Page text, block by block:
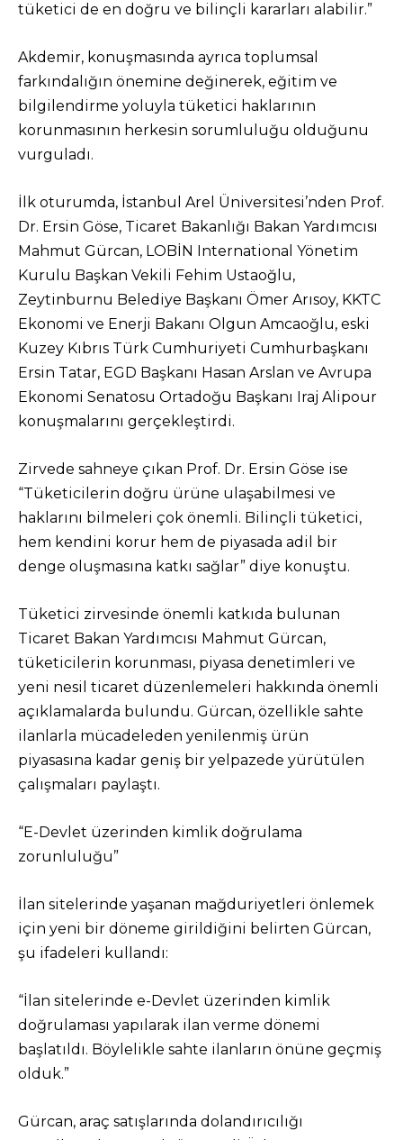
tüketici de en doğru ve bilinçli kararları alabilir.”
Akdemir, konuşmasında ayrıca toplumsal
farkındalığın önemine değinerek, eğitim ve
bilgilendirme yoluyla tüketici haklarının
korunmasının herkesin sorumluluğu olduğunu
vurguladı.
İlk oturumda, İstanbul Arel Üniversitesi’nden Prof.
Dr. Ersin Göse, Ticaret Bakanlığı Bakan Yardımcısı
Mahmut Gürcan, LOBİN International Yönetim
Kurulu Başkan Vekili Fehim Ustaoğlu,
Zeytinburnu Belediye Başkanı Ömer Arısoy, KKTC
Ekonomi ve Enerji Bakanı Olgun Amcaoğlu, eski
Kuzey Kıbrıs Türk Cumhuriyeti Cumhurbaşkanı
Ersin Tatar, EGD Başkanı Hasan Arslan ve Avrupa
Ekonomi Senatosu Ortadoğu Başkanı Iraj Alipour
konuşmalarını gerçekleştirdi.
Zirvede sahneye çıkan Prof. Dr. Ersin Göse ise
“Tüketicilerin doğru ürüne ulaşabilmesi ve
haklarını bilmeleri çok önemli. Bilinçli tüketici,
hem kendini korur hem de piyasada adil bir
denge oluşmasına katkı sağlar” diye konuştu.
Tüketici zirvesinde önemli katkıda bulunan
Ticaret Bakan Yardımcısı Mahmut Gürcan,
tüketicilerin korunması, piyasa denetimleri ve
yeni nesil ticaret düzenlemeleri hakkında önemli
açıklamalarda bulundu. Gürcan, özellikle sahte
ilanlarla mücadeleden yenilenmiş ürün
piyasasına kadar geniş bir yelpazede yürütülen
çalışmaları paylaştı.
“E-Devlet üzerinden kimlik doğrulama
zorunluluğu”
İlan sitelerinde yaşanan mağduriyetleri önlemek
için yeni bir döneme girildiğini belirten Gürcan,
şu ifadeleri kullandı:
“İlan sitelerinde e-Devlet üzerinden kimlik
doğrulaması yapılarak ilan verme dönemi
başlatıldı. Böylelikle sahte ilanların önüne geçmiş
olduk.”
Gürcan, araç satışlarında dolandırıcılığı